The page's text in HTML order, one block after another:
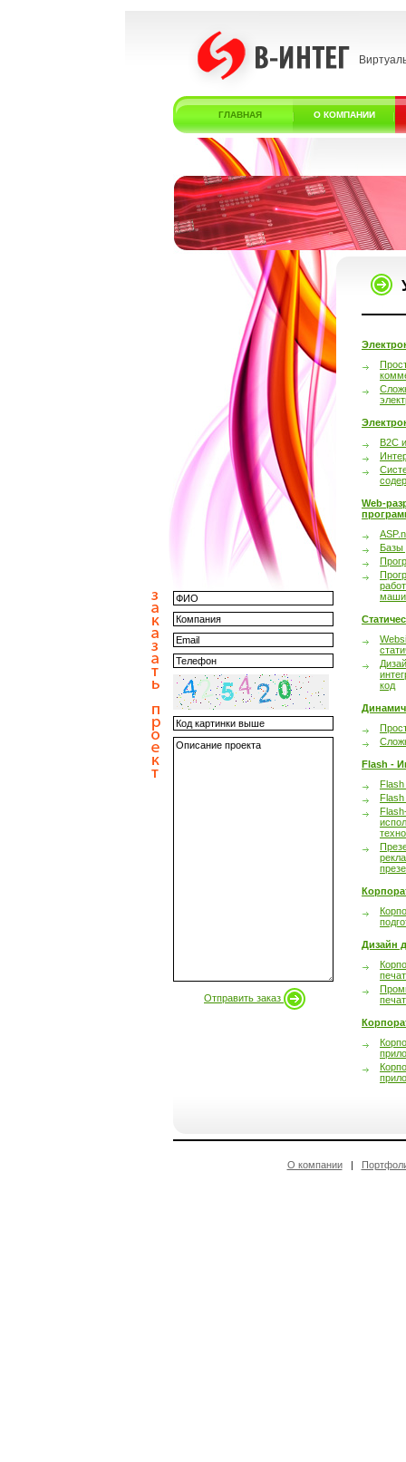
ГЛАВНАЯ О КОМПАНИИ
Отправить заказ
B2C
Web-
Базы
код
Flash -
Flash
Дизайн
О компании|